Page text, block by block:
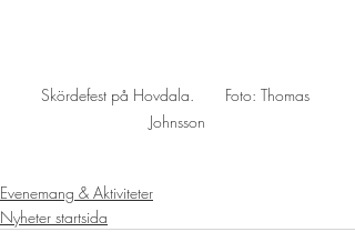
Skördefest på Hovdala.       Foto: Thomas
Johnsson
Evenemang & Aktiviteter
Nyheter startsida